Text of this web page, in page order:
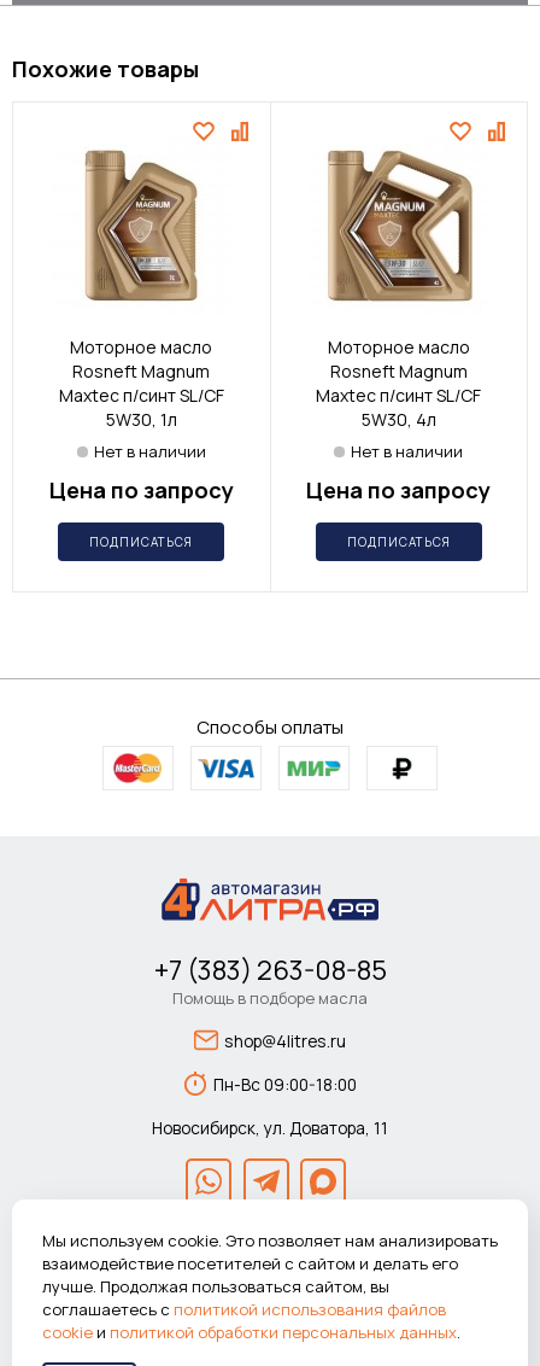
Похожие товары
Моторное масло
Rosneft Magnum
Maxtec п/синт SL/CF
5W30, 1л
Нет в наличии
Цена по запросу
ПОДПИСАТЬСЯ
Моторное масло
Rosneft Magnum
Maxtec п/синт SL/CF
5W30, 4л
Нет в наличии
Цена по запросу
ПОДПИСАТЬСЯ
Способы оплаты
+7 (383) 263-08-85
Помощь в подборе масла
shop@4litres.ru
Пн-Вс 09:00-18:00
Новосибирск, ул. Доватора, 11
© 2026 Автомагазин 4литра.рф Все права защищены.
ВНИМАНИЕ! Указанные цены действуют только при покупке в
Мы используем cookie. Это позволяет нам анализировать
взаимодействие посетителей с сайтом и делать его
лучше. Продолжая пользоваться сайтом, вы
соглашаетесь с политикой использования файлов
cookieи политикой обработки персональных данных.